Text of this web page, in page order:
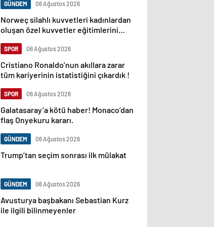
GÜNDEM 06 Ağustos 2026
Norweç silahlı kuvvetleri kadınlardan
oluşan özel kuvvetler eğitimlerini
SPOR 06 Ağustos 2026
Cristiano Ronaldo’nun akıllara zarar
tüm kariyerinin istatistiğini çıkardık !
SPOR 06 Ağustos 2026
Galatasaray’a kötü haber! Monaco’dan
flaş Onyekuru kararı.
GÜNDEM 06 Ağustos 2026
Trump’tan seçim sonrası ilk mülakat
GÜNDEM 06 Ağustos 2026
Avusturya başbakanı Sebastian Kurz
ile ilgili bilinmeyenler